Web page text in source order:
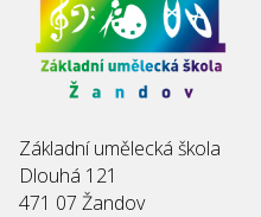
Základní umělecká škola
Dlouhá 121
471 07 Žandov